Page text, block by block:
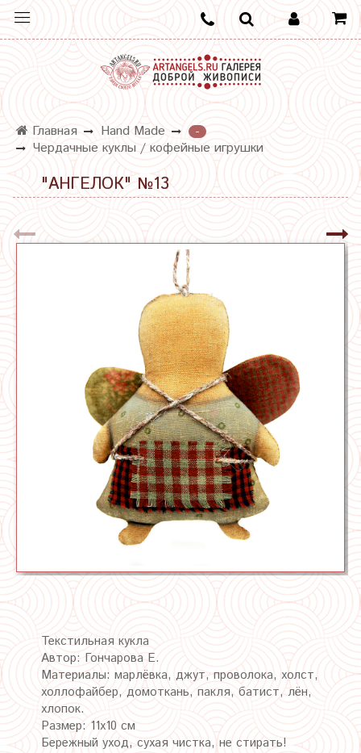
Главная Hand Made
-
Чердачные куклы / кофейные игрушки
"АНГЕЛОК" №13
Текстильная кукла
Автор: Гончарова Е.
Материалы: марлёвка, джут, проволока, холст,
холлофайбер, домоткань, пакля, батист, лён,
хлопок.
Размер: 11х10 см
Бережный уход, сухая чистка, не стирать!